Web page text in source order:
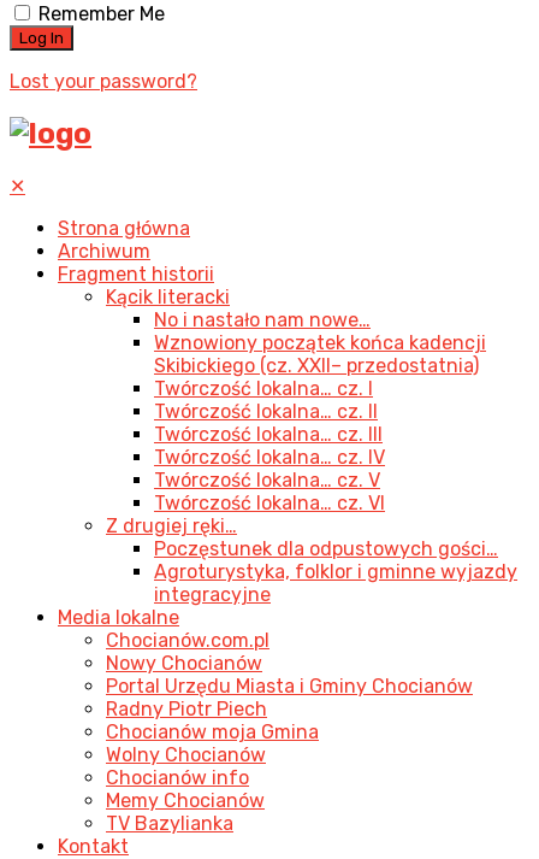
Remember Me
Lost your password?
✕
Strona główna
Archiwum
Fragment historii
Kącik literacki
No i nastało nam nowe…
Wznowiony początek końca kadencji
Skibickiego (cz. XXII– przedostatnia)
Twórczość lokalna… cz. I
Twórczość lokalna… cz. II
Twórczość lokalna… cz. III
Twórczość lokalna… cz. IV
Twórczość lokalna… cz. V
Twórczość lokalna… cz. VI
Z drugiej ręki…
Poczęstunek dla odpustowych gości…
Agroturystyka, folklor i gminne wyjazdy
integracyjne
Media lokalne
Chocianów.com.pl
Nowy Chocianów
Portal Urzędu Miasta i Gminy Chocianów
Radny Piotr Piech
Chocianów moja Gmina
Wolny Chocianów
Chocianów info
Memy Chocianów
TV Bazylianka
Kontakt